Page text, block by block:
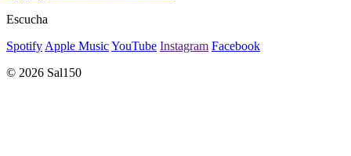
Escucha
Spotify Apple MusicYouTube Instagram Facebook
© 2026 Sal150